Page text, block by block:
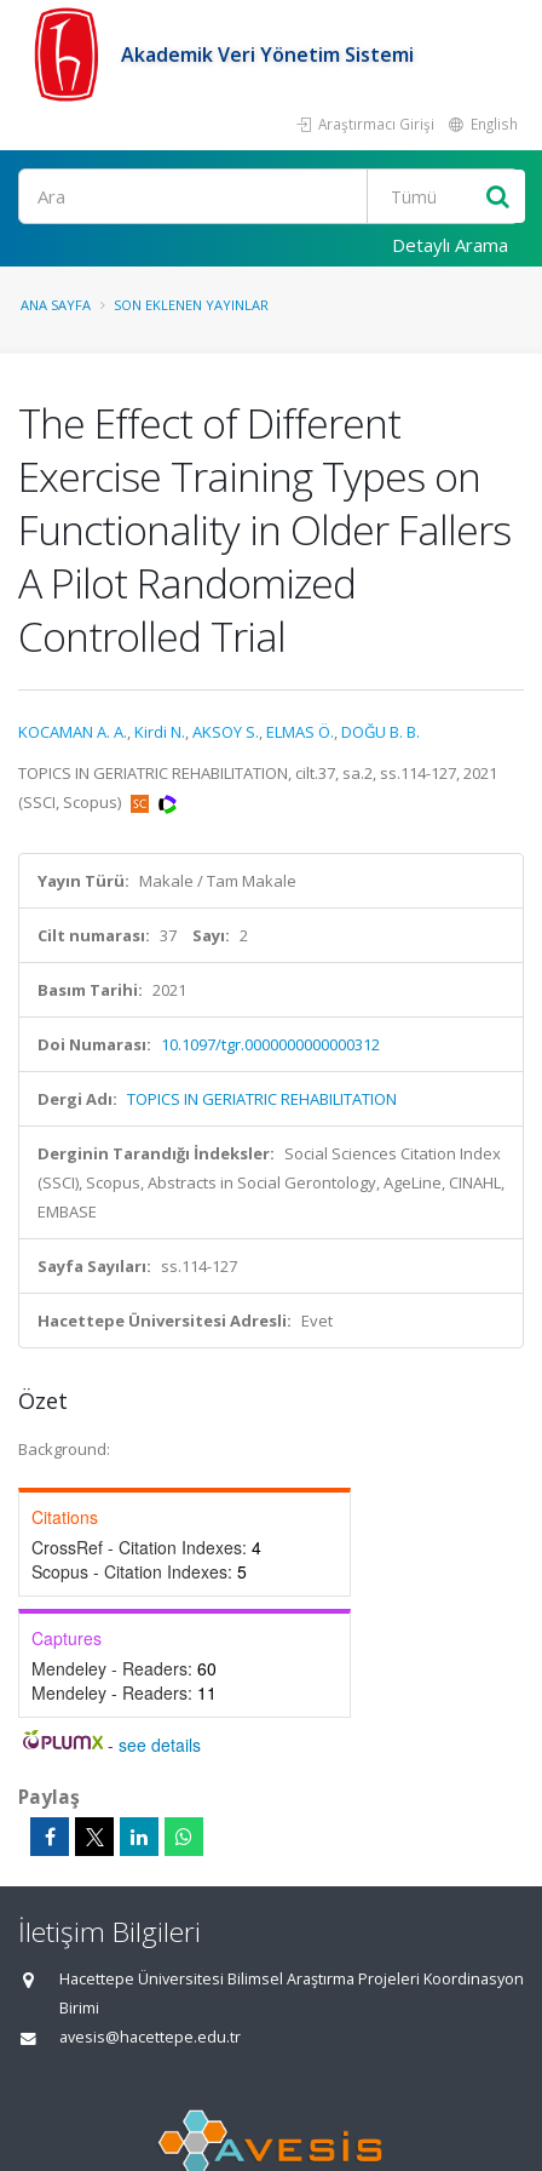
Akademik Veri Yönetim Sistemi
Araştırmacı Girişi English
Ara
Detaylı Arama
ANA SAYFA SON EKLENEN YAYINLAR
The Effect of Different
Exercise Training Types on
Functionality in Older Fallers
A Pilot Randomized
Controlled Trial
KOCAMAN A. A.,Kirdi N.,AKSOY S.,ELMAS Ö.,DOĞU B. B.
TOPICS IN GERIATRIC REHABILITATION, cilt.37, sa.2, ss.114-127, 2021
(SSCI, Scopus)
Yayın Türü: Makale / Tam Makale
Cilt numarası: 37 Sayı: 2
Basım Tarihi: 2021
Doi Numarası: 10.1097/tgr.0000000000000312
Dergi Adı: TOPICS IN GERIATRIC REHABILITATION
Derginin Tarandığı İndeksler: Social Sciences Citation Index
(SSCI), Scopus, Abstracts in Social Gerontology, AgeLine, CINAHL,
EMBASE
Sayfa Sayıları: ss.114-127
Hacettepe Üniversitesi Adresli: Evet
Özet
Background:
Citations
CrossRef - Citation Indexes: 4
Scopus - Citation Indexes: 5
Captures
Mendeley - Readers: 60
Mendeley - Readers: 11
- see details
Paylaş
İletişim Bilgileri
Hacettepe Üniversitesi Bilimsel Araştırma Projeleri Koordinasyon
Birimi
avesis@hacettepe.edu.tr